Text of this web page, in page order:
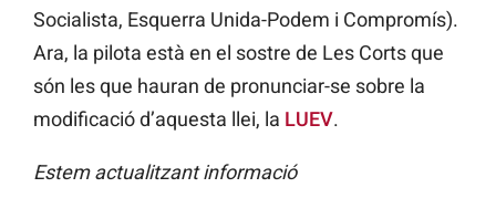
Socialista, Esquerra Unida-Podem i Compromís).
Ara, la pilota està en el sostre de Les Corts que
són les que hauran de pronunciar-se sobre la
modificació d’aquesta llei, la LUEV.
Estem actualitzant informació